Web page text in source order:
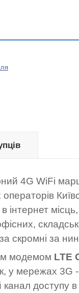
4G WiFi
інтернет
за
модемом LTE
у мережах 3G
доступу